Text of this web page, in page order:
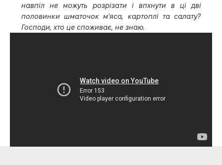
навпіл не можуть розрізати і впхнути в ці дві
половинки шматочок м’яса, картоплі та салату?
Господи, хто це споживає, не знаю.